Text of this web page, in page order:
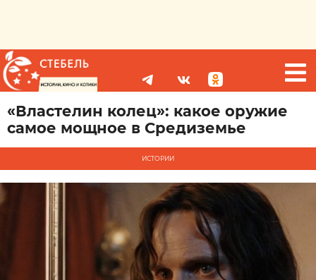
«Властелин колец»: какое оружие
самое мощное в Средиземье
ИСТОРИИ